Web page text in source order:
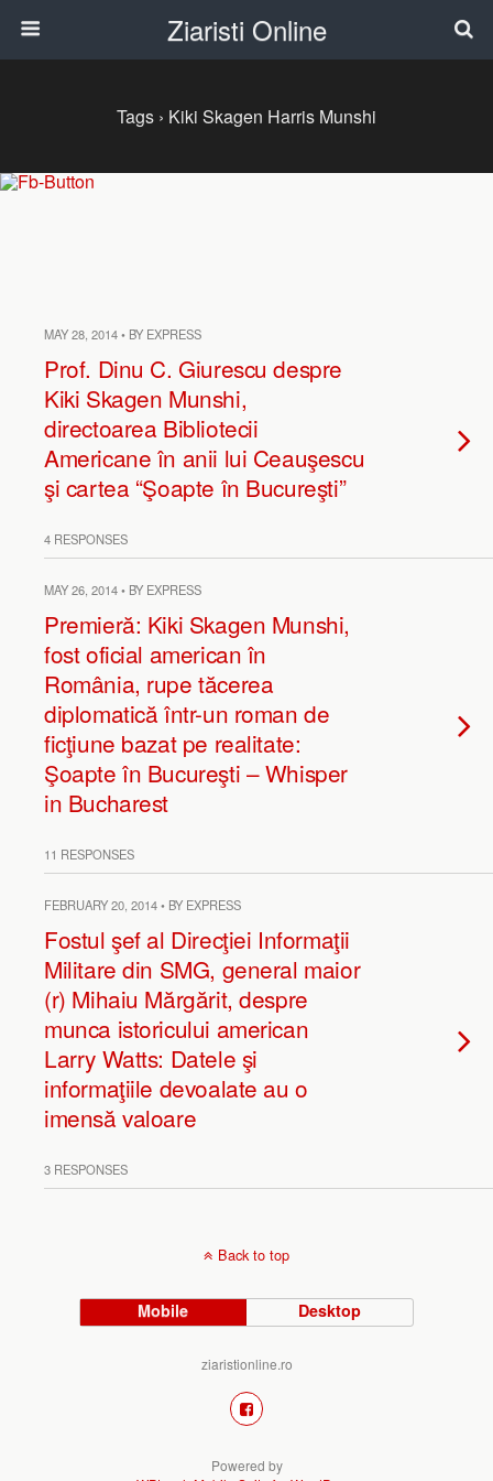
Ziaristi Online
Tags › Kiki Skagen Harris Munshi
MAY 28, 2014 • BY EXPRESS
Prof. Dinu C. Giurescu despre
Kiki Skagen Munshi,
directoarea Bibliotecii
Americane în anii lui Ceauşescu
şi cartea “Şoapte în Bucureşti”
4 RESPONSES
MAY 26, 2014 • BY EXPRESS
Premieră: Kiki Skagen Munshi,
fost oficial american în
România, rupe tăcerea
diplomatică într-un roman de
ficţiune bazat pe realitate:
Şoapte în Bucureşti – Whisper
in Bucharest
11 RESPONSES
FEBRUARY 20, 2014 • BY EXPRESS
Fostul şef al Direcţiei Informaţii
Militare din SMG, general maior
(r) Mihaiu Mărgărit, despre
munca istoricului american
Larry Watts: Datele şi
informaţiile devoalate au o
imensă valoare
3 RESPONSES
Back to top
Mobile Desktop
ziaristionline.ro
Powered by